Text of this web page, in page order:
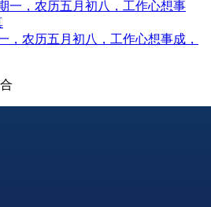
，农历五月初八，工作心想事成，